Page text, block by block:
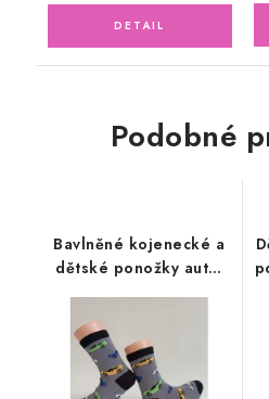
Podobné
Bavlněné kojenecké a
dětské ponožky auta,